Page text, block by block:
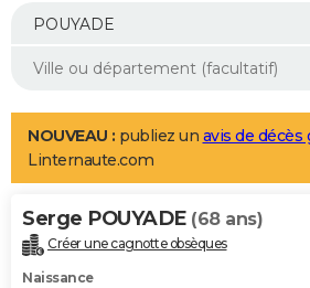
Mobiles
Meilleur smartphone
Internet
Ordinateurs
Jeux vidéo
Guide high-tech
Aménagement intérieur
LIFESTYLE
Art de vivre
Bien-être
Loisirs
Mode
Modes de vie
Alimentation
Guide de la santé
Maladies
Médicaments
Sommeil
VOYAGE
Destinations
City break
Voyage nature
Voyage de noces
Forum
Climat
+PHOTO
NOUVEAU : publiez un avis de décès
Linternaute.com
Serge POUYADE (68 ans)
Créer une cagnotte obsèques
Naissance